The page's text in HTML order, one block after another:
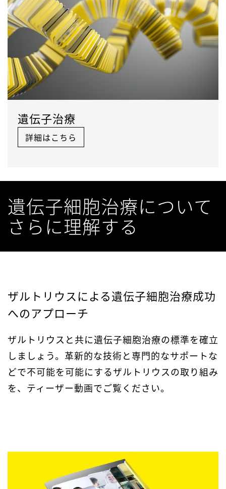
遺伝子治療
詳細はこちら
遺伝子細胞治療について
さらに理解する
ザルトリウスによる遺伝子細胞治療成功
へのアプローチ
ザルトリウスと共に遺伝子細胞治療の標準を確立
しましょう。革新的な技術と専門的なサポートな
どで不可能を可能にするザルトリウスの取り組み
を、ティーザー動画でご覧ください。